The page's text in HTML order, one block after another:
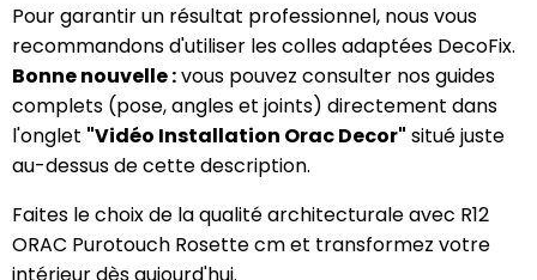
Pour garantir un résultat professionnel, nous vous
recommandons d'utiliser les colles adaptées DecoFix.
Bonne nouvelle :vous pouvez consulter nos guides
complets (pose, angles et joints) directement dans
l'onglet "Vidéo Installation Orac Decor" situé juste
au-dessus de cette description.
Faites le choix de la qualité architecturale avec R12
ORAC Purotouch Rosette cm et transformez votre
intérieur dès aujourd'hui.